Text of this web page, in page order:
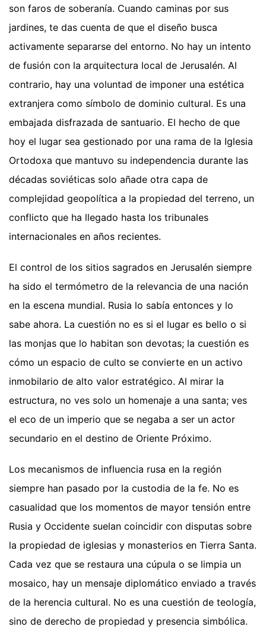
son faros de soberanía. Cuando caminas por sus
jardines, te das cuenta de que el diseño busca
activamente separarse del entorno. No hay un intento
de fusión con la arquitectura local de Jerusalén. Al
contrario, hay una voluntad de imponer una estética
extranjera como símbolo de dominio cultural. Es una
embajada disfrazada de santuario. El hecho de que
hoy el lugar sea gestionado por una rama de la Iglesia
Ortodoxa que mantuvo su independencia durante las
décadas soviéticas solo añade otra capa de
complejidad geopolítica a la propiedad del terreno, un
conflicto que ha llegado hasta los tribunales
internacionales en años recientes.
El control de los sitios sagrados en Jerusalén siempre
ha sido el termómetro de la relevancia de una nación
en la escena mundial. Rusia lo sabía entonces y lo
sabe ahora. La cuestión no es si el lugar es bello o si
las monjas que lo habitan son devotas; la cuestión es
cómo un espacio de culto se convierte en un activo
inmobilario de alto valor estratégico. Al mirar la
estructura, no ves solo un homenaje a una santa; ves
el eco de un imperio que se negaba a ser un actor
secundario en el destino de Oriente Próximo.
Los mecanismos de influencia rusa en la región
siempre han pasado por la custodia de la fe. No es
casualidad que los momentos de mayor tensión entre
Rusia y Occidente suelan coincidir con disputas sobre
la propiedad de iglesias y monasterios en Tierra Santa.
Cada vez que se restaura una cúpula o se limpia un
mosaico, hay un mensaje diplomático enviado a través
de la herencia cultural. No es una cuestión de teología,
sino de derecho de propiedad y presencia simbólica.